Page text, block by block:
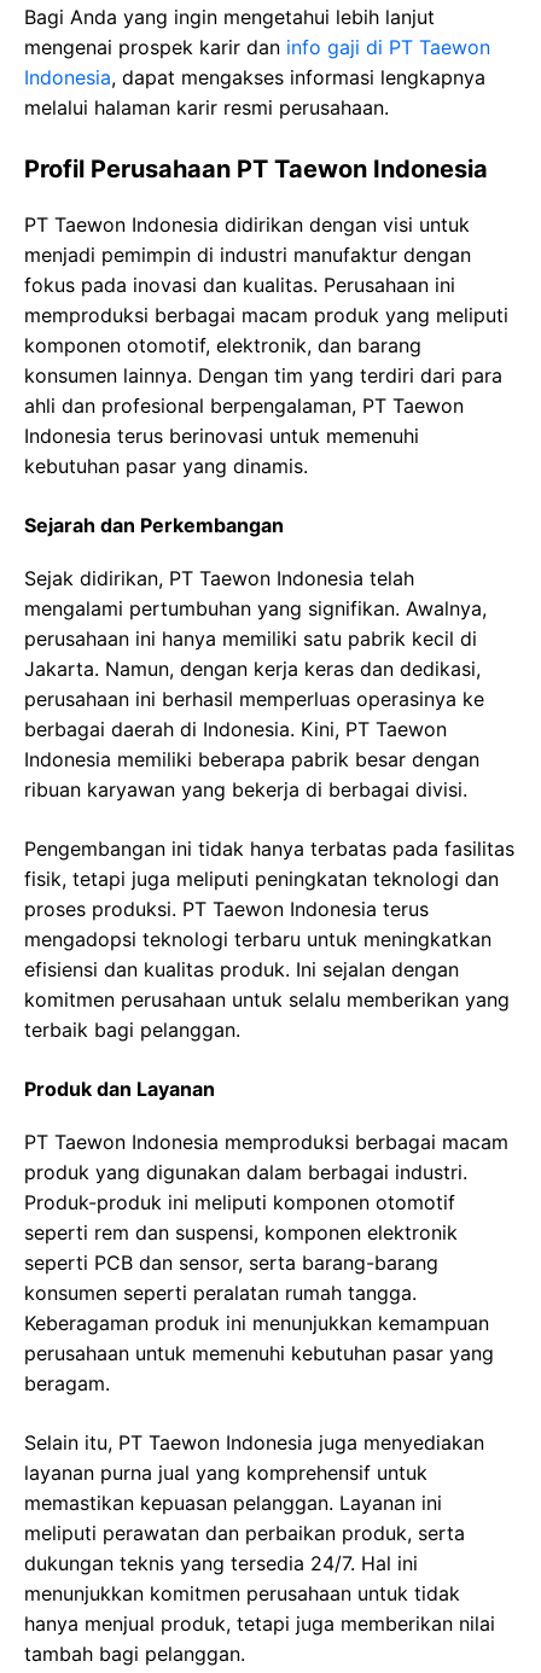
Bagi Anda yang ingin mengetahui lebih lanjut
mengenai prospek karir dan info gaji di PT Taewon
Indonesia, dapat mengakses informasi lengkapnya
melalui halaman karir resmi perusahaan.
Profil Perusahaan PT Taewon Indonesia
PT Taewon Indonesia didirikan dengan visi untuk
menjadi pemimpin di industri manufaktur dengan
fokus pada inovasi dan kualitas. Perusahaan ini
memproduksi berbagai macam produk yang meliputi
komponen otomotif, elektronik, dan barang
konsumen lainnya. Dengan tim yang terdiri dari para
ahli dan profesional berpengalaman, PT Taewon
Indonesia terus berinovasi untuk memenuhi
kebutuhan pasar yang dinamis.
Sejarah dan Perkembangan
Sejak didirikan, PT Taewon Indonesia telah
mengalami pertumbuhan yang signifikan. Awalnya,
perusahaan ini hanya memiliki satu pabrik kecil di
Jakarta. Namun, dengan kerja keras dan dedikasi,
perusahaan ini berhasil memperluas operasinya ke
berbagai daerah di Indonesia. Kini, PT Taewon
Indonesia memiliki beberapa pabrik besar dengan
ribuan karyawan yang bekerja di berbagai divisi.
Pengembangan ini tidak hanya terbatas pada fasilitas
fisik, tetapi juga meliputi peningkatan teknologi dan
proses produksi. PT Taewon Indonesia terus
mengadopsi teknologi terbaru untuk meningkatkan
efisiensi dan kualitas produk. Ini sejalan dengan
komitmen perusahaan untuk selalu memberikan yang
terbaik bagi pelanggan.
Produk dan Layanan
PT Taewon Indonesia memproduksi berbagai macam
produk yang digunakan dalam berbagai industri.
Produk-produk ini meliputi komponen otomotif
seperti rem dan suspensi, komponen elektronik
seperti PCB dan sensor, serta barang-barang
konsumen seperti peralatan rumah tangga.
Keberagaman produk ini menunjukkan kemampuan
perusahaan untuk memenuhi kebutuhan pasar yang
beragam.
Selain itu, PT Taewon Indonesia juga menyediakan
layanan purna jual yang komprehensif untuk
memastikan kepuasan pelanggan. Layanan ini
meliputi perawatan dan perbaikan produk, serta
dukungan teknis yang tersedia 24/7. Hal ini
menunjukkan komitmen perusahaan untuk tidak
hanya menjual produk, tetapi juga memberikan nilai
tambah bagi pelanggan.